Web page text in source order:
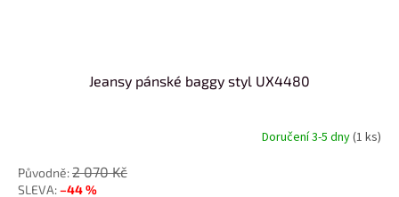
Jeansy pánské baggy styl UX4480
Doručení 3-5 dny(1 ks)
2 070 Kč
–44 %